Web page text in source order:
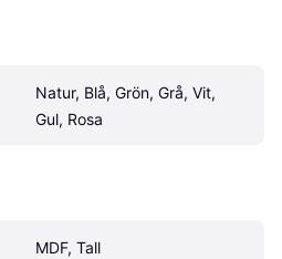
Natur, Blå, Grön, Grå, Vit,
Gul, Rosa
MDF, Tall